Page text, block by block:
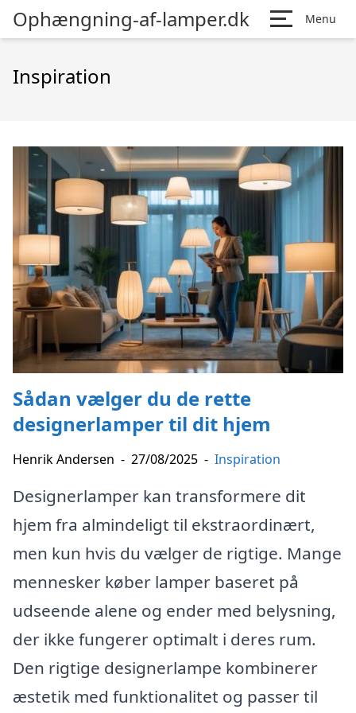
Ophængning-af-lamper.dk Menu
Inspiration
Sådan vælger du de rette
designerlamper til dit hjem
Henrik Andersen - 27/08/2025 - Inspiration
Designerlamper kan transformere dit
hjem fra almindeligt til ekstraordinært,
men kun hvis du vælger de rigtige. Mange
mennesker køber lamper baseret på
udseende alene og ender med belysning,
der ikke fungerer optimalt i deres rum.
Den rigtige designerlampe kombinerer
æstetik med funktionalitet og passer til